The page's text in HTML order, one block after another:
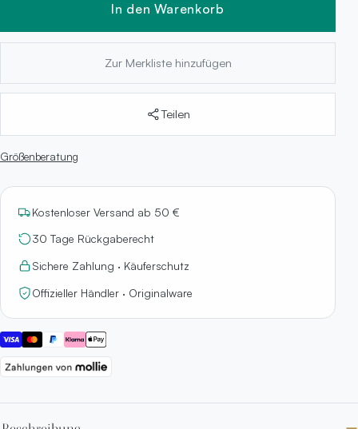
In den Warenkorb
Zur Merkliste hinzufügen
Teilen
Größenberatung
Kostenloser Versand ab 50 €
30 Tage Rückgaberecht
Sichere Zahlung · Käuferschutz
Offizieller Händler · Originalware